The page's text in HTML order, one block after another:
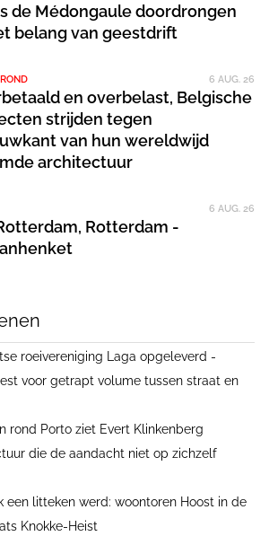
de Médongaule doordrongen
belang van geestdrift
6 AUG. 26
en overbelast, Belgische
strijden tegen
van hun wereldwijd
architectuur
6 AUG. 26
Rotterdam -
roeivereniging Laga opgeleverd -
voor getrapt volume tussen straat en
rond Porto ziet Evert Klinkenberg
die de aandacht niet op zichzelf
een litteken werd: woontoren Hoost in de
Knokke-Heist